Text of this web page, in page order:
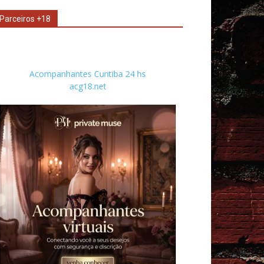
Parceiros +18
Acompanhantes Curitiba 24 hs
acg18.net